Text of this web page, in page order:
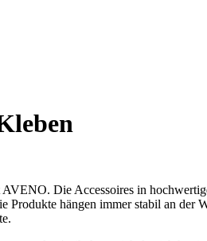
Die Accessoires in
hängen immer stabil an